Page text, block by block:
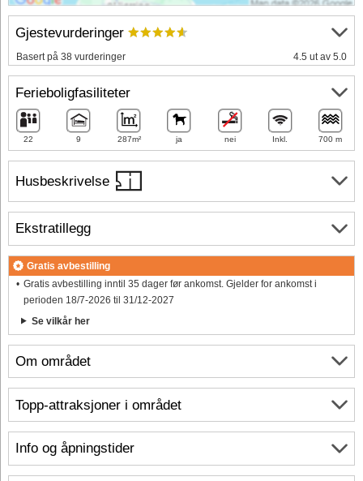
Husbeskrivelse
Om området
Info og åpningstider
Gjestevurderinger
Basert på 38 vurderinger 4.5 ut av 5.0
Ferieboligfasiliteter
22 9 287m² ja nei Inkl. 700 m
Ekstratillegg
Gratis avbestilling
Gratis avbestilling inntil 35 dager før ankomst. Gjelder for ankomst i
perioden 18/7-2026 til 31/12-2027
Se vilkår her
Topp-attraksjoner i området